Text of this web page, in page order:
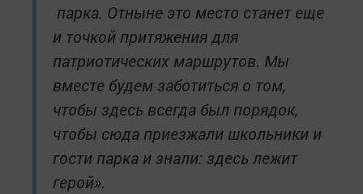
парка. Отныне это место станет еще
и точкой притяжения для
патриотических маршрутов. Мы
вместе будем заботиться о том,
чтобы здесь всегда был порядок,
чтобы сюда приезжали школьники и
гости парка и знали: здесь лежит
герой».